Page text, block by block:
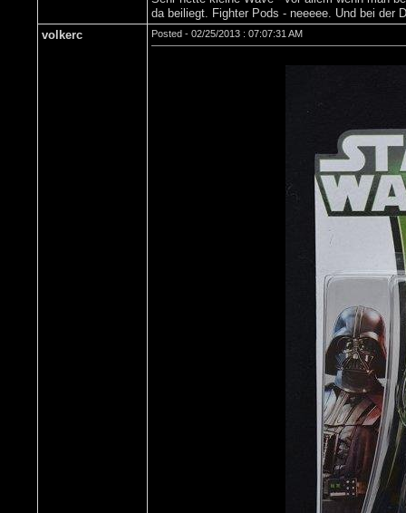
da beiliegt. Fighter Pods - neeeee. Und bei der
volkerc
Posted - 02/25/2013 : 07:07:31 AM